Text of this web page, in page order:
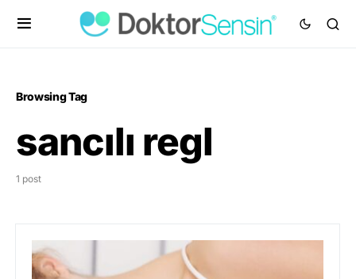
Browsing Tag
sancılı regl
1 post